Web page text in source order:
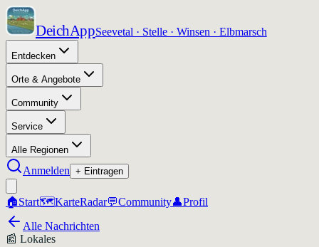
DeichAppSeevetal · Stelle · Winsen · Elbmarsch
Entdecken
Orte & Angebote
Community
Service
Alle Regionen
Anmelden + Eintragen
🏠Start🗺️KarteRadar💬Community👤Profil
Alle Nachrichten
📰 Lokales